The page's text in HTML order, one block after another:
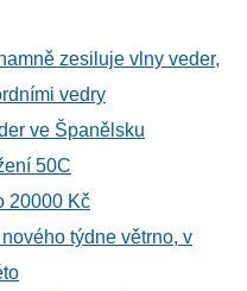
zesiluje vlny veder,
vedry
ve Španělsku
50C
20000 Kč
týdne větrno, v